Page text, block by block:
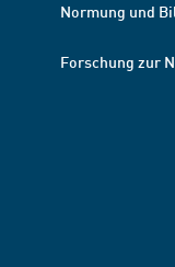
Normung und
Forschung zur